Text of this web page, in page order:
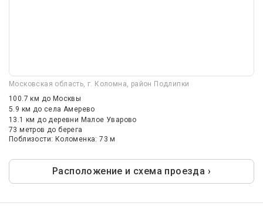
Московская область, г. Коломна, район Подлипки
100.7 км до Москвы
5.9 км до села Амерево
13.1 кмдо деревни Малое Уварово
73 метров до берега
Поблизости: Коломенка: 73 м
Расположение и схема проезда ›